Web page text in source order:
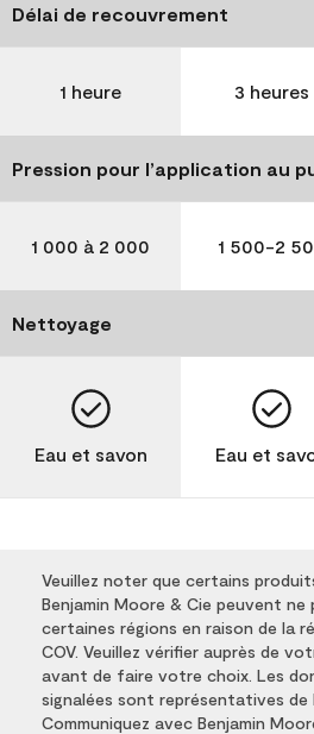
Délai de recouvrement
1 heure 3 heures
Pression pour l’application au
1 000 à 2 000 1 500-2
Nettoyage
Eau et savon Eau et
Veuillez noter que certains
Benjamin Moore & Cie peuvent
certaines régions en raison de la
COV. Veuillez vérifier auprès de
avant de faire votre choix. Les
signalées sont représentatives de
Communiquez avec Benjamin